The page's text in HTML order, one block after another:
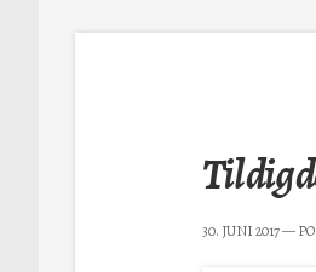
Til dig
30. JUNI 2017—